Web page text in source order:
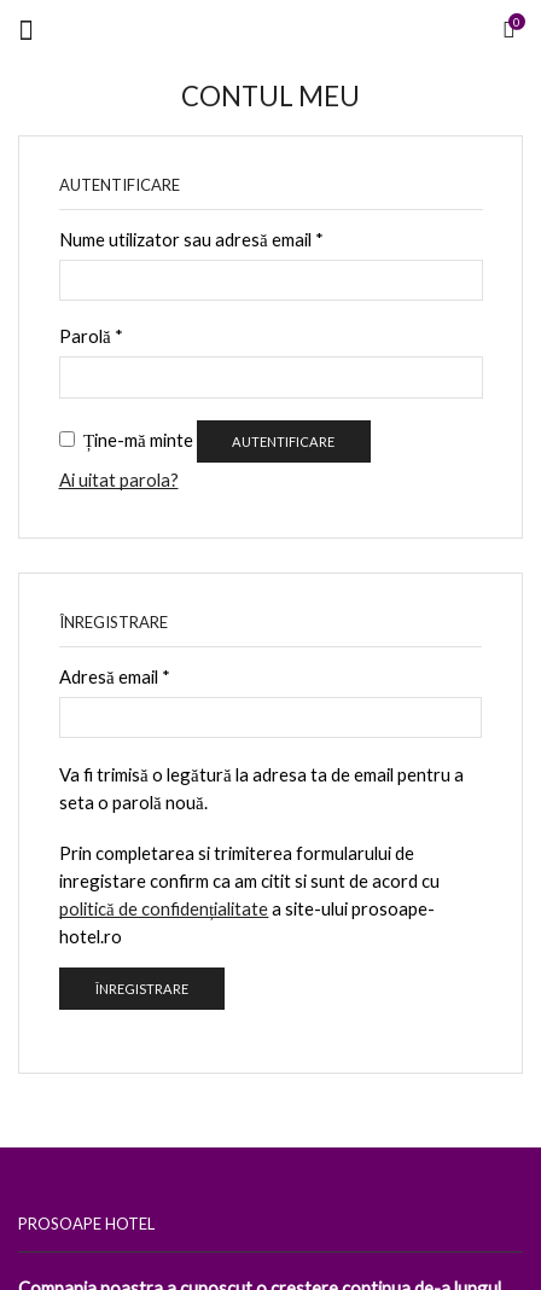
0
Menu
CONTUL MEU
AUTENTIFICARE
Nume utilizator sau adresă email *
Parolă *
Ține-mă minte AUTENTIFICARE
Ai uitat parola?
ÎNREGISTRARE
Adresă email *
Va fi trimisă o legătură la adresa ta de email pentru a
seta o parolă nouă.
Prin completarea si trimiterea formularului de
inregistare confirm ca am citit si sunt de acord cu
politică de confidențialitatea site-ului prosoape-
hotel.ro
ÎNREGISTRARE
PROSOAPE HOTEL